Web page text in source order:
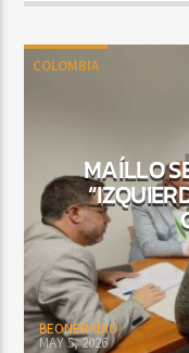
COLOMBIA
MAÍLLO
BEONERADIO
MAY 5, 2026